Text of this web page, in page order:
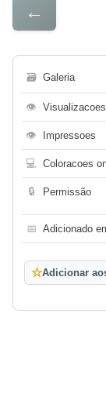
←
🗃 Galeria
👁 Visualizacoes
👁 Impressoes
💻 Coloracoes
🔒 Permissão
📅 Adicionado
☆Adicionar